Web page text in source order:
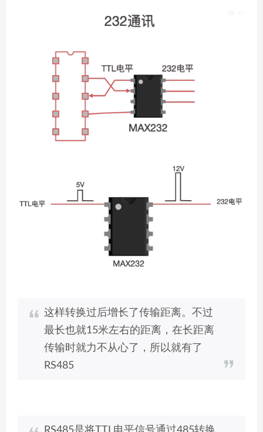
这样转换过后增长了传输距离。不过
最长也就15米左右的距离，在长距离
传输时就力不从心了，所以就有了
RS485